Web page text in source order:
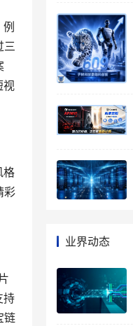
三
视
格
彩
持
链
业界动态